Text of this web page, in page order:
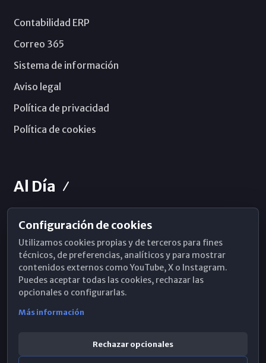
Contabilidad ERP
Correo 365
Sistema de información
Aviso legal
Política de privacidad
Política de cookies
Al Día
Horarios de Misa
Hemeroteca
WhatsApp
Configuración de cookies
Utilizamos cookies propias y de terceros para fines
técnicos, de preferencias, analíticos y para mostrar
contenidos externos como YouTube, X o Instagram.
Puedes aceptar todas las cookies, rechazar las
opcionales o configurarlas.
Más información
Rechazar opcionales